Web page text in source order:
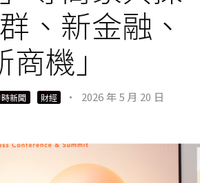
、新金融、
商機」
新聞 財經 · 2026 年 5 月 20 日